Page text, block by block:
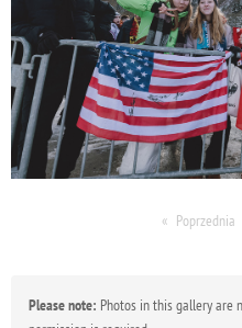
Poprzednia
Please note: Photos in this gallery are